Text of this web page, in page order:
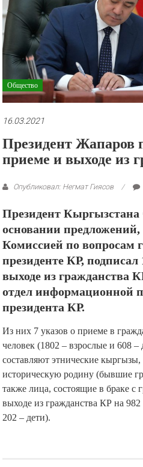
рекламные
ролики
и
презентации.
Общество
16.03.2021
Президент Жапаров
приеме и выходе из
Опубликовал: Негмат Гиясов
Президент
основании
Комиссией по вопросам
президенте КР, подписал
выходе из гражданства
отдел информационной
президента КР.
Из них 7 указов о приеме в
человек (1802 – взрослые и 608
составляют этнические
историческую родину (бывшие
также лица, состоящие в браке с
выходе из гражданства КР на
202 – дети).